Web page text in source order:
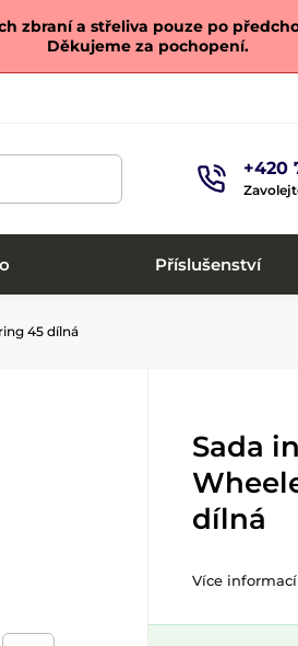
zbraní a střeliva pouze po
Děkujeme za pochopení.
+420
Příslušenství
45 dílná
Sada
dílná
Více informací